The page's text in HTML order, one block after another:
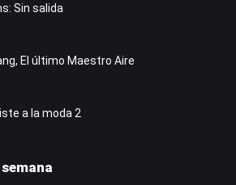
Sin salida
El último Maestro Aire
a la moda 2